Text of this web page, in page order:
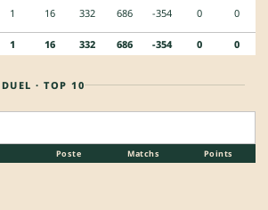
1 16 332 686 -354 0 0
1 16 332 686 -354 0 0
· TOP 10
Poste Matchs Points